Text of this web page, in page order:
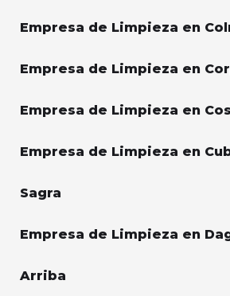
Empresa de Limpieza en
Empresa de Limpieza en
Empresa de Limpieza en
Empresa de Limpieza en
Sagra
Empresa de Limpieza en
Arriba